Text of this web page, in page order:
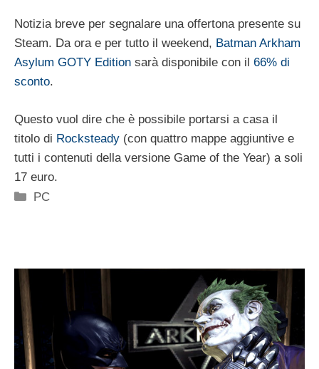
Notizia breve per segnalare una offertona presente su
Steam. Da ora e per tutto il weekend, Batman Arkham
Asylum GOTY Edition sarà disponibile con il 66% di
sconto.
Questo vuol dire che è possibile portarsi a casa il
titolo di Rocksteady (con quattro mappe aggiuntive e
tutti i contenuti della versione Game of the Year) a soli
17 euro.
Categorie
PC